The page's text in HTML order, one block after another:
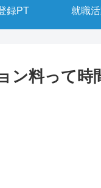
録PT 就職
ン料って時